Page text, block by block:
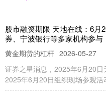
股市融资期限 天地在线：6月
券、宁波银行等多家机构参与
黄金期货的杠杆 2026-05-27
证券之星消息，2025年6月20
2025年6月20日组织现场参观活